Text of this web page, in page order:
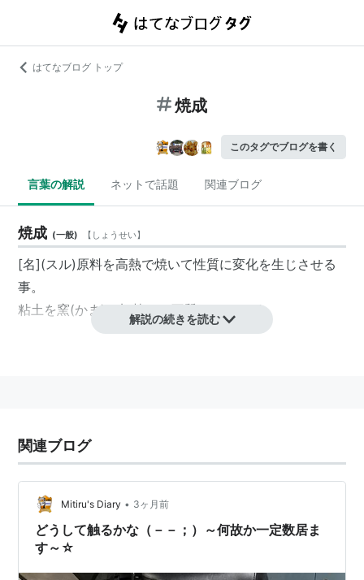
はてなブログ トップ
焼成
このタグでブログを書く
言葉の解説 ネットで話題 関連ブログ
焼成 (一般) 【 しょうせい】
[名](スル)原料を高熱で焼いて性質に変化を生じさせる
事。
粘土を窯(かま)で加熱して石質にするなど。
解説の続きを読む
関連ブログ
Mitiru's Diary • 3ヶ月前
どうして触るかな（－－；）～何故か一定数居ま
す～☆